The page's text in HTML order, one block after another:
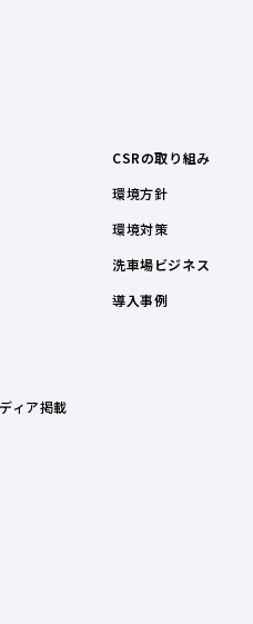
ィア掲載
CSRの取り組み
環境方針
環境対策
洗車場ビジネス
導入事例